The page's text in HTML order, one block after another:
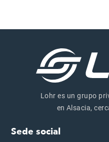
Lohr es un grupo
en Alsacia,
Sede social